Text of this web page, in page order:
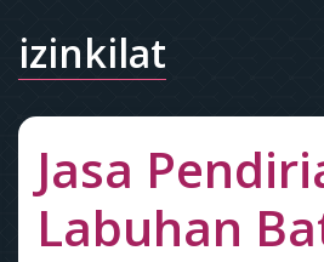
izinkilat
Jasa
Labuhan